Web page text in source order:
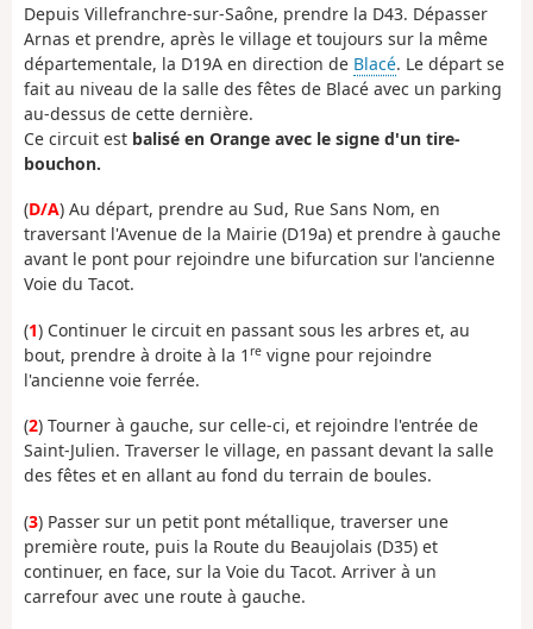
Depuis Villefranchre-sur-Saône, prendre la D43. Dépasser
Arnas et prendre, après le village et toujours sur la même
départementale, la D19A en direction de Blacé. Le départ se
fait au niveau de la salle des fêtes de Blacé avec un parking
au-dessus de cette dernière.
Ce circuit est balisé en Orange avec le signe d'un tire-
bouchon.
(D/A) Au départ, prendre au Sud, Rue Sans Nom, en
traversant l'Avenue de la Mairie (D19a) et prendre à gauche
avant le pont pour rejoindre une bifurcation sur l'ancienne
Voie du Tacot.
(1) Continuer le circuit en passant sous les arbres et, au
bout, prendre à droite à la 1 re vigne pour rejoindre
l'ancienne voie ferrée.
(2) Tourner à gauche, sur celle-ci, et rejoindre l'entrée de
Saint-Julien. Traverser le village, en passant devant la salle
des fêtes et en allant au fond du terrain de boules.
(3) Passer sur un petit pont métallique, traverser une
première route, puis la Route du Beaujolais (D35) et
continuer, en face, sur la Voie du Tacot. Arriver à un
carrefour avec une route à gauche.